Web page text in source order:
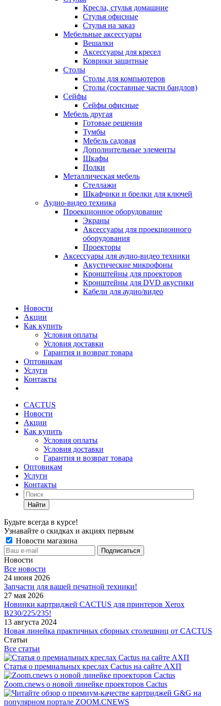
Кресла, стулья домашние
Стулья офисные
Стулья на заказ
Мебельные аксессуары
Вешалки
Аксессуары для кресел
Коврики защитные
Столы
Столы для компьютеров
Столы (составные части бандлов)
Сейфы
Сейфы офисные
Мебель другая
Готовые решения
Тумбы
Мебель садовая
Дополнительные элементы
Шкафы
Полки
Металлическая мебель
Стеллажи
Шкафчики и брелки для ключей
Аудио-видео техника
Проекционное оборудование
Экраны
Аксессуары для проекционного
оборудования
Проекторы
Аксессуары для аудио-видео техники
Акустические микрофоны
Кронштейны для проекторов
Кронштейны для DVD акустики
Кабели для аудио/видео
Новости
Акции
Как купить
Условия оплаты
Условия доставки
Гарантия и возврат товара
Оптовикам
Услуги
Контакты
CACTUS
Новости
Акции
Как купить
Условия оплаты
Условия доставки
Гарантия и возврат товара
Оптовикам
Услуги
Контакты
Найти
Будьте всегда в курсе!
Узнавайте о скидках и акциях первым
Новости магазина
Новости
Все новости
24 июня 2026
Запчасти для вашей печатной техники!
27 мая 2026
Новинки картриджей CACTUS для принтеров Xerox
B230/225/235!
13 августа 2024
Новая линейка практичных сборных столешниц от CACTUS
Статьи
Все статьи
Статья о премиальных креслах Cactus на сайте АХП
Zoom.cnews о новой линейке проекторов Cactus